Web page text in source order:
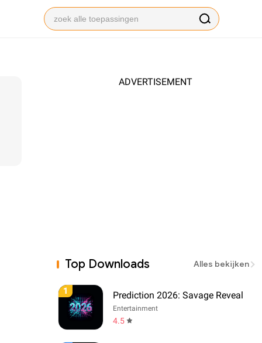
ADVERTISEMENT
Top Downloads Alles bekijken
1 Prediction 2026: Savage Reveal
Entertainment
4.5